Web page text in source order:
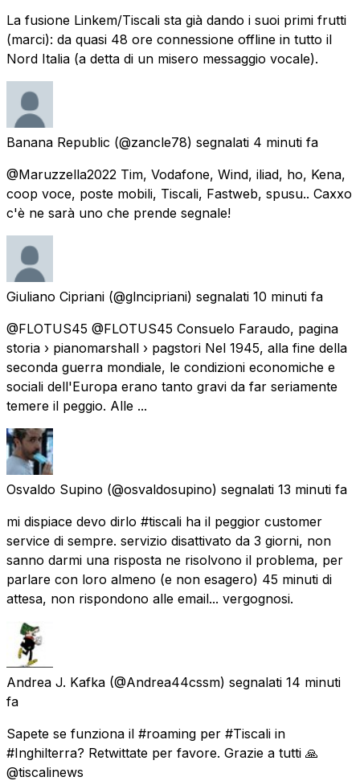
La fusione Linkem/Tiscali sta già dando i suoi primi frutti
(marci): da quasi 48 ore connessione offline in tutto il
Nord Italia (a detta di un misero messaggio vocale).
Banana Republic (@zancle78) segnalati 4 minuti fa
@Maruzzella2022 Tim, Vodafone, Wind, iliad, ho, Kena,
coop voce, poste mobili, Tiscali, Fastweb, spusu.. Caxxo
c'è ne sarà uno che prende segnale!
Giuliano Cipriani (@glncipriani) segnalati 10 minuti fa
@FLOTUS45 @FLOTUS45 Consuelo Faraudo, pagina
storia › pianomarshall › pagstori Nel 1945, alla fine della
seconda guerra mondiale, le condizioni economiche e
sociali dell'Europa erano tanto gravi da far seriamente
temere il peggio. Alle ...
Osvaldo Supino (@osvaldosupino) segnalati 13 minuti fa
mi dispiace devo dirlo #tiscali ha il peggior customer
service di sempre. servizio disattivato da 3 giorni, non
sanno darmi una risposta ne risolvono il problema, per
parlare con loro almeno (e non esagero) 45 minuti di
attesa, non rispondono alle email... vergognosi.
Andrea J. Kafka (@Andrea44cssm) segnalati 14 minuti
fa
Sapete se funziona il #roaming per #Tiscali in
#Inghilterra? Retwittate per favore. Grazie a tutti 🙏
@tiscalinews